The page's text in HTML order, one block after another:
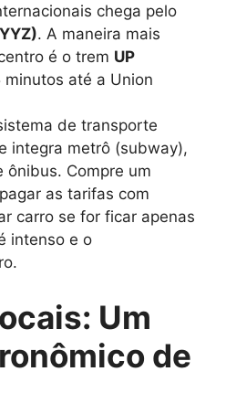
chega pelo
. A maneira mais
é o trem UP
minutos até a Union
de transporte
integra metrô (subway),
ônibus. Compre um
as tarifas com
carro se for ficar apenas
intenso e o
Um
de